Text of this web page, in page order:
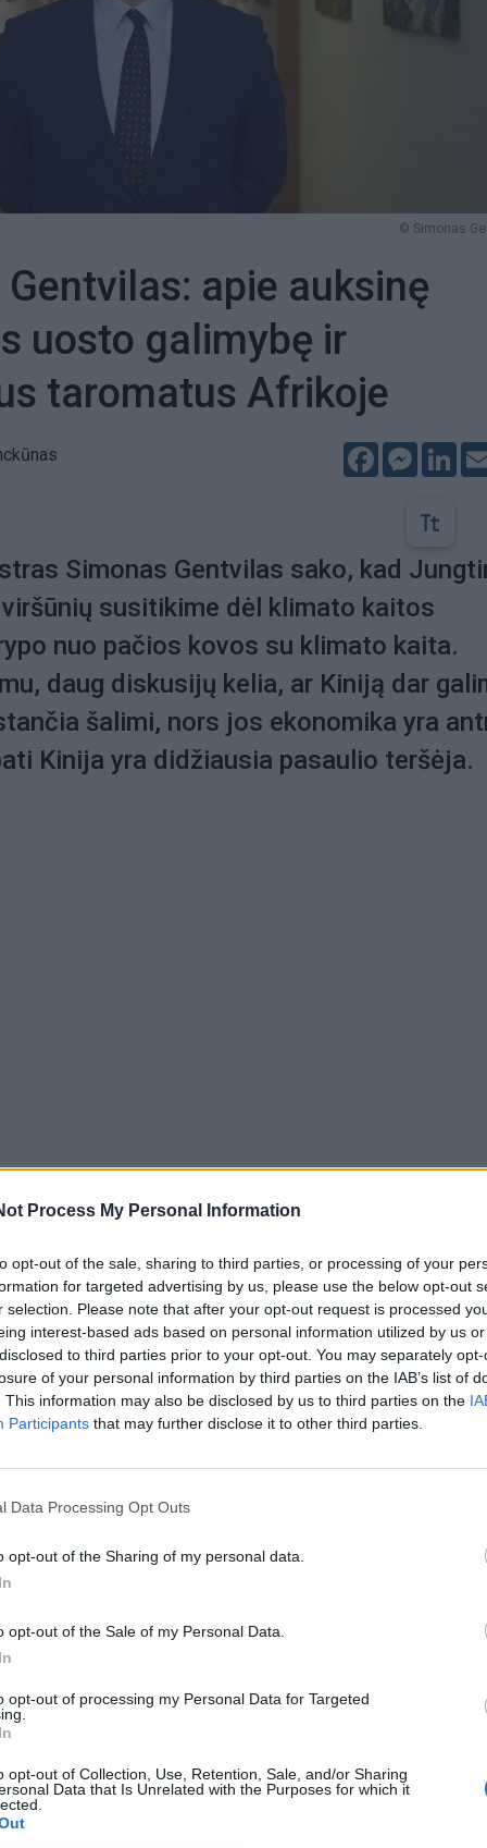
Process My Personal Information
opt-out of the sale, sharing to third parties, or processing of your
for targeted advertising by us, please use the below opt-out
selection. Please note that after your opt-out request is processed
interest-based ads based on personal information utilized by us
to third parties prior to your opt-out. You may separately
of your personal information by third parties on the IAB’s list of
This information may also be disclosed by us to third parties on the
Participants that may further disclose it to other third parties.
Data Processing Opt Outs
opt-out of the Sharing of my personal data.
opt-out of the Sale of my Personal Data.
opt-out of processing my Personal Data for Targeted
opt-out of Collection, Use, Retention, Sale, and/or Sharing
Data that Is Unrelated with the Purposes for which it
© Simonas
apie auksinę
uosto galimybę ir
taromatus Afrikoje
Facebook
Simonas Gentvilas sako, kad
viršūnių susitikime dėl klimato kaitos
nuo pačios kovos su klimato kaita.
daug diskusijų kelia, ar Kiniją dar
šalimi, nors jos ekonomika yra
Kinija yra didžiausia pasaulio teršėja.
vartais į Europą.
baigėsi Jungtinių Tautų COP27 viršūnių
kuriame delegatai priėmė du pagrindinius dokumentus:
ir svarbų susitarimą dėl klimato kaitos nuostolių ir
nuo 1995 m. vyksta kasmet vis kitame pasaulio mieste,
sprendžia, kaip kovoti su klimato kaita.
per COP konferencijas pasiektų susitarimų – 2015
susitarimas, kuris nustatė, kaip bus kovojama su